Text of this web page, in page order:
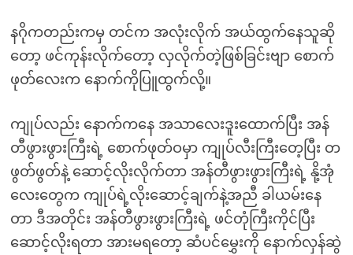
နဂိုကတည်းကမှ တင်က အလုံးလိုက် အယ်ထွက်နေသူဆို
တော့ ဖင်ကုန်းလိုက်တော့ လှလိုက်တဲ့ဖြစ်ခြင်းဗျာ စောက်
ဖုတ်လေးက နောက်ကိုပြူထွက်လို့။
ကျုပ်လည်း နောက်ကနေ အသာလေးဒူးထောက်ပြီး အန်
တီဖွားဖွားကြီးရဲ့ စောက်ဖုတ်ဝမှာ ကျုပ်လီးကြီးတေ့ပြီး တ
ဖွတ်ဖွတ်နဲ့ ဆောင့်လိုးလိုက်တာ အန်တီဖွားဖွားကြီးရဲ့ နို့အုံ
လေးတွေက ကျုပ်ရဲ့လိုးဆောင့်ချက်နဲ့အညီ ခါယမ်းနေ
တာ ဒီအတိုင်း အန်တီဖွားဖွားကြီးရဲ့ ဖင်တုံကြီးကိုင်ပြီး
ဆောင့်လိုးရတာ အားမရတော့ ဆံပင်မွှေးကို နောက်လှန်ဆွဲ